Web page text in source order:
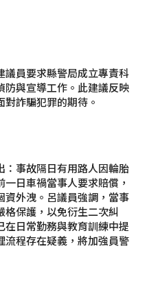
議員要求縣警局成立專責科
防與宣導工作。此建議反映
詐騙犯罪的期待。
：事故隔日有用路人因輪胎
日車禍當事人要求賠償，
資外洩。呂議員強調，當事
格保護，以免衍生二次糾
在日常勤務與教育訓練中提
流程存在疑義，將加強員警